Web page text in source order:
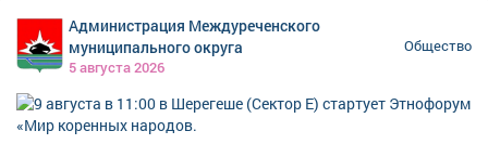
обрести новые знания и навыки, завести друзей.
Обновляем и инфраструктуру лагкерей. В следующем
году начнем строительство двух новых корпусов в
Администрация Междуреченского
муниципального округа
5 августа 2026
Общество